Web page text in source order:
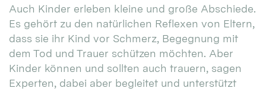
Auch Kinder erleben kleine und große Abschiede.
Es gehört zu den natürlichen Reflexen von Eltern,
dass sie ihr Kind vor Schmerz, Begegnung mit
dem Tod und Trauer schützen möchten. Aber
Kinder können und sollten auch trauern, sagen
Experten, dabei aber begleitet und unterstützt